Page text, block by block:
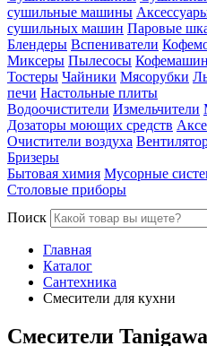
сушильные машины
сушильных машин Паровые
Блендеры Вспениватели
Миксеры Пылесосы
Тостеры Чайники Мясорубки
печи Настольные плиты
Водоочистители Измельчители
Дозаторы моющих средств
Очистители воздуха
Бризеры
Бытовая химия Мусорные
Столовые приборы
Поиск
Главная
Каталог
Сантехника
Смесители для кухни
Смесители